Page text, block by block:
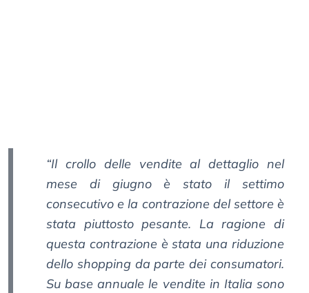
“Il crollo delle vendite al dettaglio nel
mese di giugno è stato il settimo
consecutivo e la contrazione del settore è
stata piuttosto pesante. La ragione di
questa contrazione è stata una riduzione
dello shopping da parte dei consumatori.
Su base annuale le vendite in Italia sono